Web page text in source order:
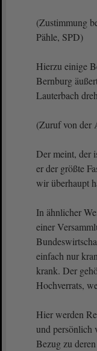
(Zustimmung
Pähle, SPD)
Hierzu einige
Bernburg
Lauterbach
(Zuruf von der
Der meint, der
er der größte
wir überhaupt
In ähnlicher
einer
einfach nur
krank. Der
Hochverrats,
Hier werden
und persönlich
Bezug zu